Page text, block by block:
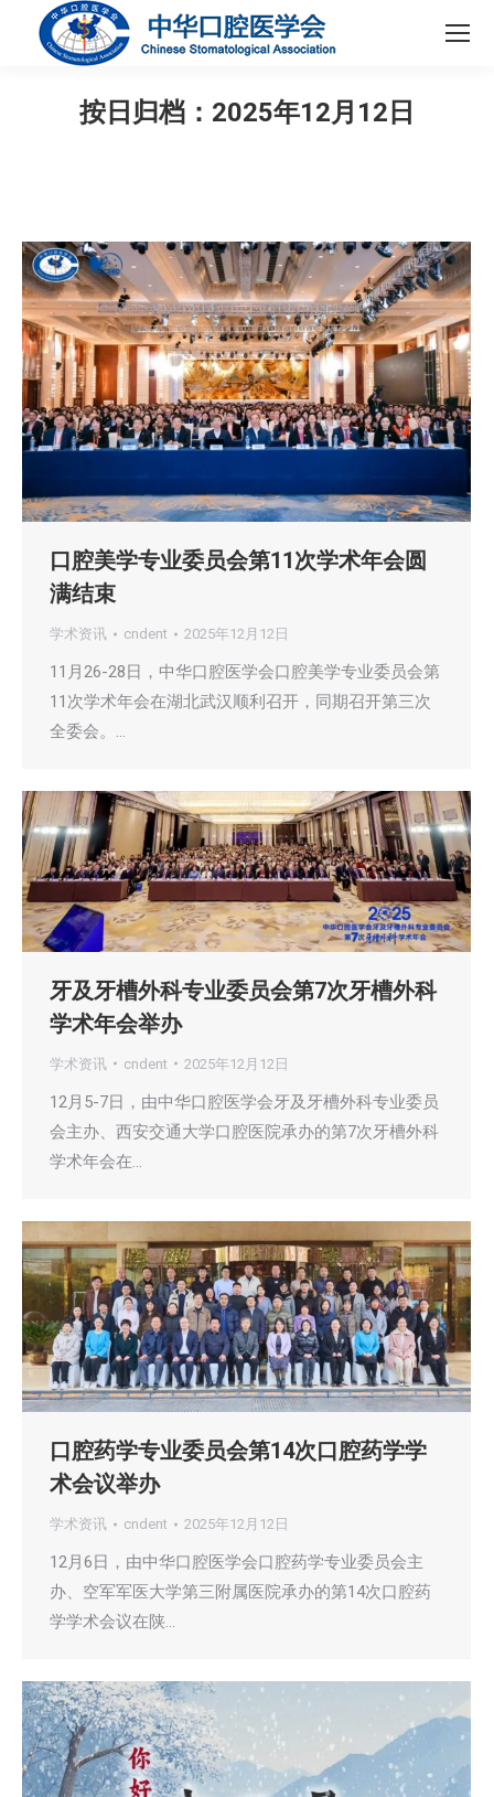
按日归档： 2025年12月12日
口腔美学专业委员会第11次学术年会圆
满结束
学术资讯 cndent 2025年12月12日
11月26-28日，中华口腔医学会口腔美学专业委员会第
11次学术年会在湖北武汉顺利召开，同期召开第三次
全委会。…
牙及牙槽外科专业委员会第7次牙槽外科
学术年会举办
学术资讯 cndent 2025年12月12日
12月5-7日，由中华口腔医学会牙及牙槽外科专业委员
会主办、西安交通大学口腔医院承办的第7次牙槽外科
学术年会在…
口腔药学专业委员会第14次口腔药学学
术会议举办
学术资讯 cndent 2025年12月12日
12月6日，由中华口腔医学会口腔药学专业委员会主
办、空军军医大学第三附属医院承办的第14次口腔药
学学术会议在陕…